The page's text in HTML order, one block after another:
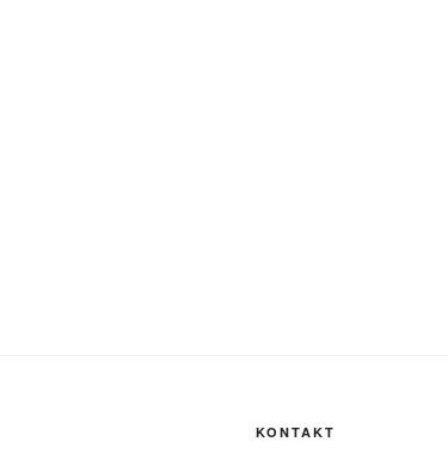
KONTAKT